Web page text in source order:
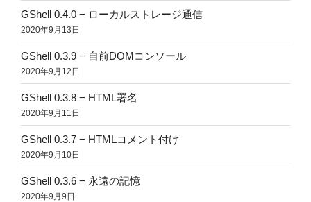
GShell 0.4.0 − ローカルストレージ通信
2020年9月13日
GShell 0.3.9 − 自前DOMコンソール
2020年9月12日
GShell 0.3.8 − HTML署名
2020年9月11日
GShell 0.3.7 − HTMLコメント付け
2020年9月10日
GShell 0.3.6 − 永遠の記憶
2020年9月9日